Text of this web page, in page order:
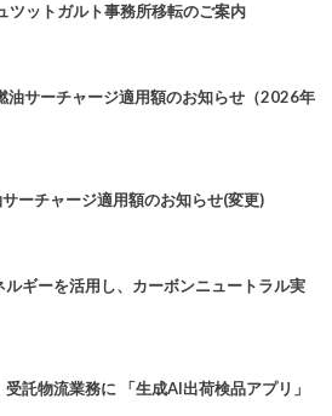
ツットガルト事務所移転のご案内
油サーチャージ適用額のお知らせ（2026年
ーチャージ適用額のお知らせ(変更)
ギーを活用し、カーボンニュートラル実
託物流業務に 「生成AI出荷検品アプリ」